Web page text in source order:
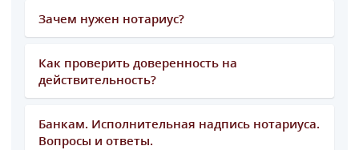
Зачем нужен нотариус?
Как проверить доверенность на
действительность?
Банкам. Исполнительная надпись нотариуса.
Вопросы и ответы.